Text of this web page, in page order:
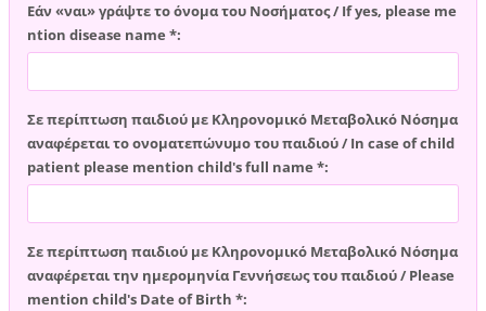
Εάν «ναι» γράψτε το όνομα του Νοσήματος / If yes, please me
ntion disease name *:
Σε περίπτωση παιδιού με Κληρονομικό Μεταβολικό Νόσημα
αναφέρεται το ονοματεπώνυμο του παιδιού / In case of child
patient please mention child's full name *:
Σε περίπτωση παιδιού με Κληρονομικό Μεταβολικό Νόσημα
αναφέρεται την ημερομηνία Γεννήσεως του παιδιού / Please
mention child's Date of Birth *: